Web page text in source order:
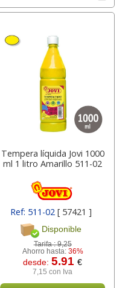
Tempera líquida Jovi 1000
ml 1 litro Amarillo 511-02
Ref: 511-02 [ 57421 ]
Disponible
Tarifa :9,25
Ahorro hasta: 36%
desde:5.91€
7,15 con Iva